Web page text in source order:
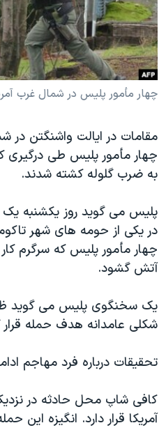
فرهنگ و زندگی
حقوق شهروندی
اقتصادی
علم و فناوری
گالری عکس
آرشیو پخش زنده
مستندها
انتخابات ریاست جمهوری آمریکا ۲۰۲۴
حمله جمهوری اسلامی به اسرائیل
رمز مهسا
اعتراضات زن، زندگی، آزادی
مجموعه مستندهای دادخواهی
دادگاه حمید نوری
چهل سال گروگان‌گیری
قانون شفافیت دارائی کادر رهبری
اسرائیل در جنگ
همایش محافظه‌کاران آمریکا
سفر پرزیدنت ترامپ به چین
دنبال کنید
چهار مأمور پلیس در شمال غرب
مقامات در ایالت واشنگتن در
چهار مأمور پلیس طی درگیری
به ضرب گلوله کشته شدند.
پلیس می گوید روز یکشنبه
در یکی از حومه های شهر
چهار مأمور پلیس که سرگرم
آتش گشود.
یک سخنگوی پلیس می گوید
شکلی عامدانه هدف حمله قرار
تحقیقات درباره فرد مهاجم
کافی شاپ محل حادثه در
آمریکا قرار دارد. انگیزه این